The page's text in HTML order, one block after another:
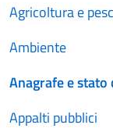
Agricoltura e
Ambiente
Anagrafe e stato
Appalti pubblici